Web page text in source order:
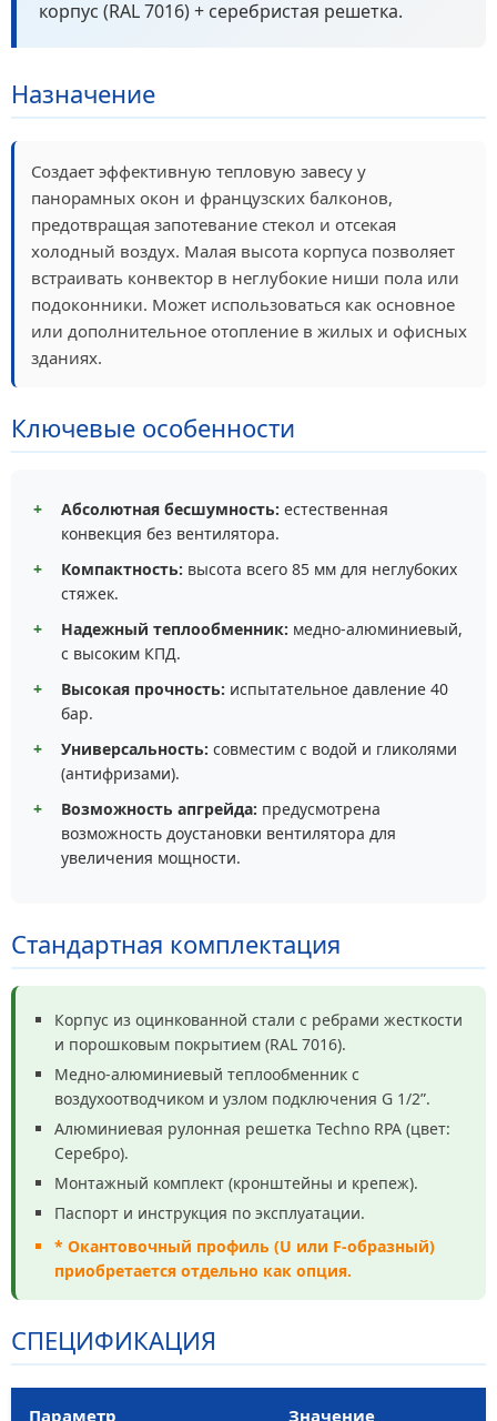
корпус (RAL 7016) + серебристая решетка.
Назначение
Создает эффективную тепловую завесу у
панорамных окон и французских балконов,
предотвращая запотевание стекол и отсекая
холодный воздух. Малая высота корпуса позволяет
встраивать конвектор в неглубокие ниши пола или
подоконники. Может использоваться как основное
или дополнительное отопление в жилых и офисных
зданиях.
Ключевые особенности
+ Абсолютная бесшумность: естественная
конвекция без вентилятора.
+
Компактность: высота всего 85 мм для неглубоких
стяжек.
+
Надежный теплообменник: медно-алюминиевый,
с высоким КПД.
+
Высокая прочность: испытательное давление 40
бар.
+
Универсальность: совместим с водой и гликолями
(антифризами).
+
Возможность апгрейда: предусмотрена
возможность доустановки вентилятора для
увеличения мощности.
Стандартная комплектация
Корпус из оцинкованной стали с ребрами жесткости
и порошковым покрытием (RAL 7016).
Медно-алюминиевый теплообменник с
воздухоотводчиком и узлом подключения G 1/2”.
Алюминиевая рулонная решетка Techno RPA (цвет:
Серебро).
Монтажный комплект (кронштейны и крепеж).
Паспорт и инструкция по эксплуатации.
* Окантовочный профиль (U или F-образный)
приобретается отдельно как опция.
СПЕЦИФИКАЦИЯ
Параметр Значение